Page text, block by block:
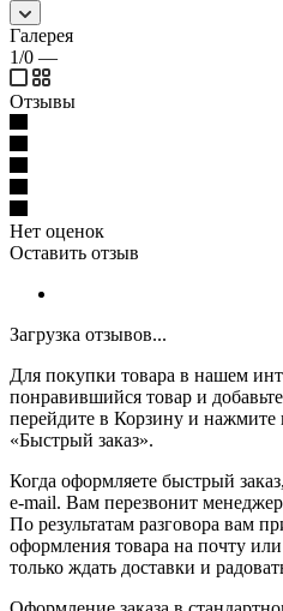
Галерея
1/0 —
Отзывы
Нет оценок
Оставить отзыв
Загрузка отзывов...
Для покупки товара в нашем
понравившийся товар и
перейдите в Корзину и нажмите
«Быстрый заказ».
Когда оформляете быстрый
e-mail. Вам перезвонит
По результатам разговора вам
оформления товара на почту
только ждать доставки и